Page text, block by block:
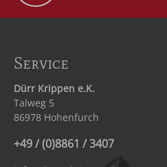
Service
Dürr Krippen e.K.
Talweg 5
86978 Hohenfurch
+49 / (0)8861 / 3407